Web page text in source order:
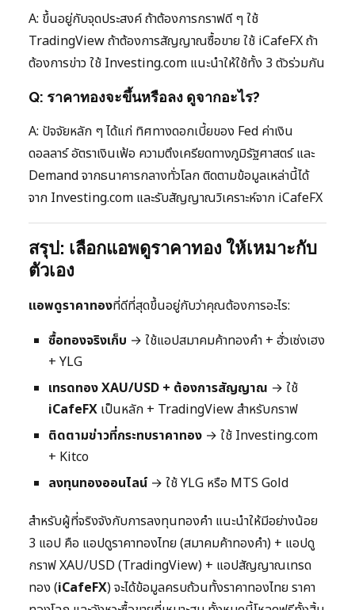
A: ขึ้นอยู่กับจุดประสงค์ ถ้าต้องการกราฟดี ๆ ใช้
TradingView ถ้าต้องการสัญญาณซื้อขาย ใช้ iCafeFX ถ้า
ต้องการข่าว ใช้ Investing.com แนะนำให้ใช้ทั้ง 3 ตัวร่วมกัน
Q: ราคาทองจะขึ้นหรือลง ดูจากอะไร?
A: ปัจจัยหลัก ๆ ได้แก่ ทิศทางดอกเบี้ยของ Fed ค่าเงิน
ดอลลาร์ อัตราเงินเฟ้อ ความตึงเครียดทางภูมิรัฐศาสตร์ และ
Demand จากธนาคารกลางทั่วโลก ติดตามข้อมูลเหล่านี้ได้
จาก Investing.com และรับสัญญาณวิเคราะห์จาก iCafeFX
สรุป: เลือกแอพดูราคาทอง ให้เหมาะกับ
ตัวเอง
แอพดูราคาทองที่ดีที่สุดขึ้นอยู่กับว่าคุณต้องการอะไร:
ซื้อทองจริงเก็บ → ใช้แอปสมาคมค้าทองคำ + ฮั่วเซ่งเฮง
+ YLG
เทรดทอง XAU/USD + ต้องการสัญญาณ → ใช้
iCafeFX เป็นหลัก + TradingView สำหรับกราฟ
ติดตามข่าวที่กระทบราคาทอง → ใช้ Investing.com
+ Kitco
ลงทุนทองออนไลน์ → ใช้ YLG หรือ MTS Gold
สำหรับผู้ที่จริงจังกับการลงทุนทองคำ แนะนำให้มีอย่างน้อย
3 แอป คือ แอปดูราคาทองไทย (สมาคมค้าทองคำ) + แอปดู
กราฟ XAU/USD (TradingView) + แอปสัญญาณเทรด
ทอง (iCafeFX) จะได้ข้อมูลครบถ้วนทั้งราคาทองไทย ราคา